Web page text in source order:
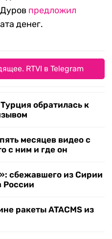
предложил
денег.
RTVI в Telegram
обратилась к
месяцев видео с
с ним и где он
сбежавшего из Сирии
России
ракеты ATACMS из